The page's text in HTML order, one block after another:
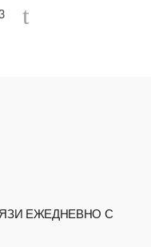
ЕЖЕДНЕВНО С